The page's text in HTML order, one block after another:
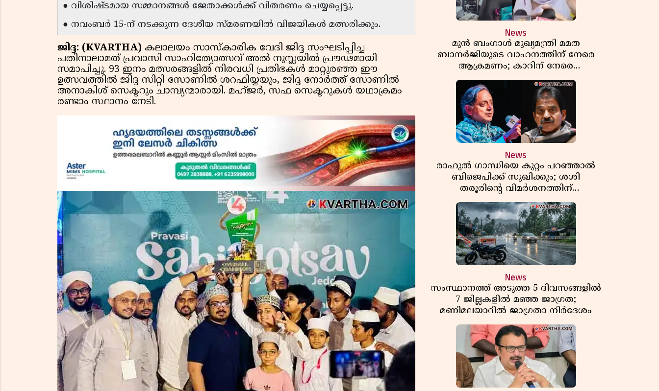
● വിശിഷ്ടമായ സമ്മാനങ്ങൾ ജേതാക്കൾക്ക് വിതരണം ചെയ്യപ്പെട്ടു.
● നവംബർ 15-ന് നടക്കുന്ന ദേശീയ സ്മരണയിൽ വിജയികൾ മത്സരിക്കും.
ജിദ്ദ: (KVARTHA) കലാലയം സാസ്കാരിക വേദി ജിദ്ദ സംഘടിപ്പിച്ച
പതിനാലാമത് പ്രവാസി സാഹിത്യോത്സവ് അൽ നുസ്ലയിൽ പ്രൗഢമായി
സമാപിച്ചു. 93 ഇനം മത്സരങ്ങളിൽ നിരവധി പ്രതിഭകൾ മാറ്റുരഞ്ഞ ഈ
ഉത്സവത്തിൽ ജിദ്ദ സിറ്റി സോണിൽ ശറഫിയ്യയും, ജിദ്ദ നോർത്ത് സോണിൽ
അനാകിശ് സെക്ടറും ചാമ്പ്യന്മാരായി. മഹ്ജർ, സഫ സെക്ടറുകൾ യഥാക്രമം
രണ്ടാം സ്ഥാനം നേടി.
News
മുൻ ബംഗാൾ മുഖ്യമന്ത്രി മമത
ബാനർജിയുടെ വാഹനത്തിന് നേരെ
ആക്രമണം; കാറിന് നേരെ
പാഞ്ഞുകയറി അക്രമികൾ
News
രാഹുൽ ഗാന്ധിയെ കുറ്റം പറഞ്ഞാൽ
ബിജെപിക്ക് സുഖിക്കും; ശശി
തരൂരിന്റെ വിമർശനത്തിന്
മറുപടിയുമായി കെ സി
വേണുഗോപാൽ
News
സംസ്ഥാനത്ത് അടുത്ത 5 ദിവസങ്ങളിൽ
7 ജില്ലകളിൽ മഞ്ഞ ജാഗ്രത;
മണിമലയാറിൽ ജാഗ്രതാ നിർദേശം